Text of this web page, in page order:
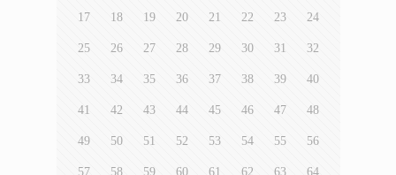
17 18 19 20 21 22 23 24
25 26 27 28 29 30 31 32
33 34 35 36 37 38 39 40
41 42 43 44 45 46 47 48
49 50 51 52 53 54 55 56
57 58 59 60 61 62 63 64